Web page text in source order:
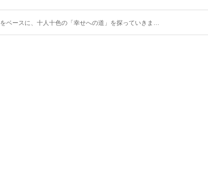
スに、十人十色の「幸せへの道」を探っていきます。